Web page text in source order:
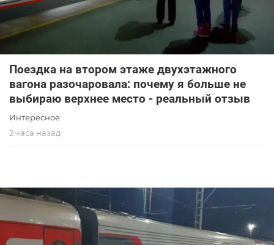
Поездка на втором этаже двухэтажного
вагона разочаровала: почему я больше не
выбираю верхнее место - реальный отзыв
Интересное
2 часа назад